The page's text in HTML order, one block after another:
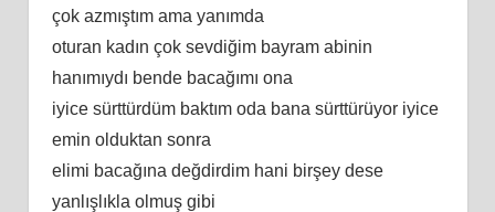
çok azmıştım ama yanımda
oturan kadın çok sevdiğim bayram abinin
hanımıydı bende bacağımı ona
iyice sürttürdüm baktım oda bana sürttürüyor iyice
emin olduktan sonra
elimi bacağına değdirdim hani birşey dese
yanlışlıkla olmuş gibi